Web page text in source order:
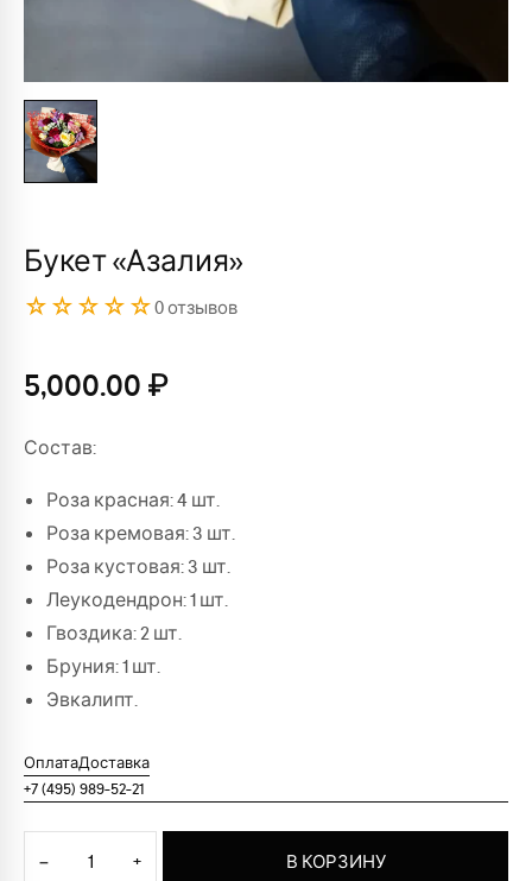
Букет «Азалия»
☆☆☆☆☆0 отзывов
5,000.00 ₽
Состав:
Роза красная: 4 шт.
Роза кремовая: 3 шт.
Роза кустовая: 3 шт.
Леукодендрон: 1 шт.
Гвоздика: 2 шт.
Бруния: 1 шт.
Эвкалипт.
ОплатаДоставка
+7 (495) 989-52-21
− + В КОРЗИНУ